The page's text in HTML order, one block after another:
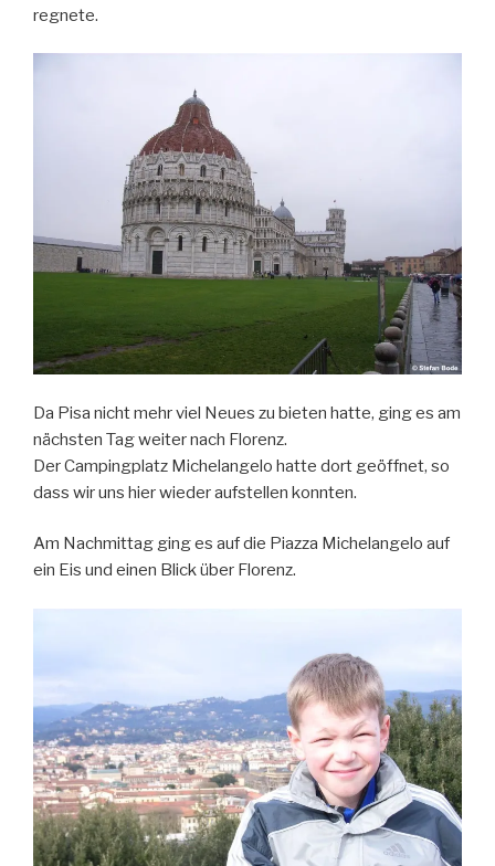
regnete.
Da Pisa nicht mehr viel Neues zu bieten hatte, ging es am
nächsten Tag weiter nach Florenz.
Der Campingplatz Michelangelo hatte dort geöffnet, so
dass wir uns hier wieder aufstellen konnten.
Am Nachmittag ging es auf die Piazza Michelangelo auf
ein Eis und einen Blick über Florenz.